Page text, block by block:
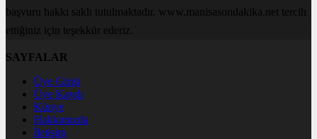
başvuru hakkı saklı tutulmaktadır. www.manisasondakika.net tercih
ettiğiniz için teşekkür ederiz.
SAYFALAR
Üye Girişi
Üye Kaydı
Künye
Hakkımızda
İletişim